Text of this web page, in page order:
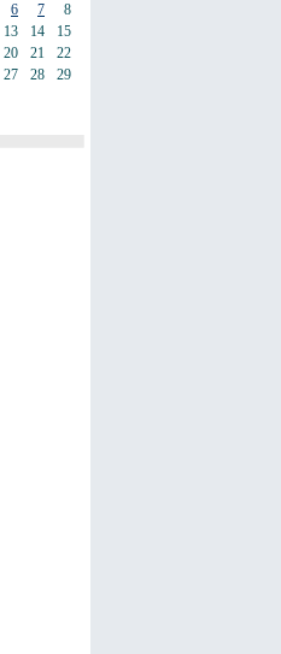
6
13
20
27
7
14
21
28
8
15
22
29